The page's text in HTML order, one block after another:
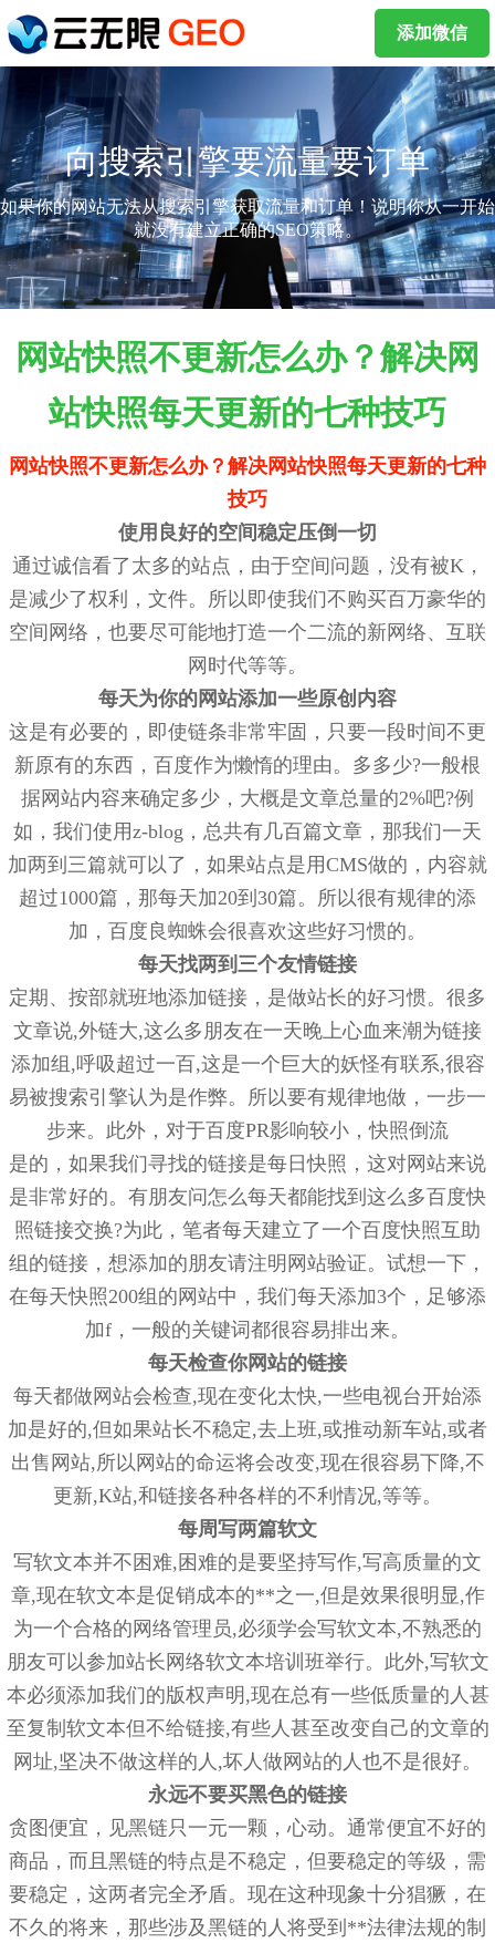
添加微信
向搜索引擎要流量要订单
如果你的网站无法从搜索引擎获取流量和订单！说明你从一开始
就没有建立正确的SEO策略。
网站快照不更新怎么办？解决网
站快照每天更新的七种技巧
网站快照不更新怎么办？解决网站快照每天更新的七种
技巧
使用良好的空间稳定压倒一切
通过诚信看了太多的站点，由于空间问题，没有被K，
是减少了权利，文件。所以即使我们不购买百万豪华的
空间网络，也要尽可能地打造一个二流的新网络、互联
网时代等等。
每天为你的网站添加一些原创内容
这是有必要的，即使链条非常牢固，只要一段时间不更
新原有的东西，百度作为懒惰的理由。多多少?一般根
据网站内容来确定多少，大概是文章总量的2%吧?例
如，我们使用z-blog，总共有几百篇文章，那我们一天
加两到三篇就可以了，如果站点是用CMS做的，内容就
超过1000篇，那每天加20到30篇。所以很有规律的添
加，百度良蜘蛛会很喜欢这些好习惯的。
每天找两到三个友情链接
定期、按部就班地添加链接，是做站长的好习惯。很多
文章说,外链大,这么多朋友在一天晚上心血来潮为链接
添加组,呼吸超过一百,这是一个巨大的妖怪有联系,很容
易被搜索引擎认为是作弊。所以要有规律地做，一步一
步来。此外，对于百度PR影响较小，快照倒流
是的，如果我们寻找的链接是每日快照，这对网站来说
是非常好的。有朋友问怎么每天都能找到这么多百度快
照链接交换?为此，笔者每天建立了一个百度快照互助
组的链接，想添加的朋友请注明网站验证。试想一下，
在每天快照200组的网站中，我们每天添加3个，足够添
加f，一般的关键词都很容易排出来。
每天检查你网站的链接
每天都做网站会检查,现在变化太快,一些电视台开始添
加是好的,但如果站长不稳定,去上班,或推动新车站,或者
出售网站,所以网站的命运将会改变,现在很容易下降,不
更新,K站,和链接各种各样的不利情况,等等。
每周写两篇软文
写软文本并不困难,困难的是要坚持写作,写高质量的文
章,现在软文本是促销成本的**之一,但是效果很明显,作
为一个合格的网络管理员,必须学会写软文本,不熟悉的
朋友可以参加站长网络软文本培训班举行。此外,写软文
本必须添加我们的版权声明,现在总有一些低质量的人甚
至复制软文本但不给链接,有些人甚至改变自己的文章的
网址,坚决不做这样的人,坏人做网站的人也不是很好。
永远不要买黑色的链接
贪图便宜，见黑链只一元一颗，心动。通常便宜不好的
商品，而且黑链的特点是不稳定，但要稳定的等级，需
要稳定，这两者完全矛盾。现在这种现象十分猖獗，在
不久的将来，那些涉及黑链的人将受到**法律法规的制